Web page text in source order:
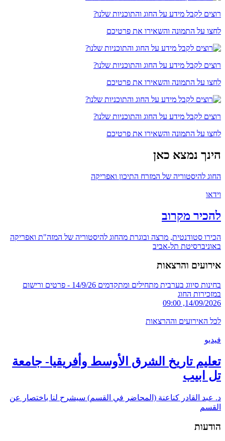
רוצים לקבל מידע על החוג והתוכניות שלנו?
לחצו על התמונה והשאירו את פרטיכם
רוצים לקבל מידע על החוג והתוכניות שלנו?
לחצו על התמונה והשאירו את פרטיכם
רוצים לקבל מידע על החוג והתוכניות שלנו?
לחצו על התמונה והשאירו את פרטיכם
הינך נמצא כאן
החוג להיסטוריה של המזרח התיכון ואפריקה
וידאו
להכיר מקרוב
הכירו סטודנטית, מרצה ובוגרת מהחוג להיסטוריה של המזה"ת ואפריקה
באוניברסיטת תל-אביב
אירועים והרצאות
בחינות סיווג בערבית מתחילים ומתקדמים
14/9/26 - פרטים ורישום
במזכירות החוג
14/09/2026, 09:00
לכל האירועים וההרצאות
فيديو
تعليم تاريخ الشرق الأوسط وأفريقيا- جامعة
تل ابيب
د. عبد القادر كناعنة (المحاضر في القسم) سيشرح لنا باختصار عن
القسم
הודעות